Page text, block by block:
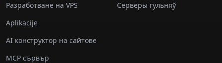
Разработване на VPS
Aplikacije
AI конструктор на сайтове
MCP сървър
Серверы гульняў